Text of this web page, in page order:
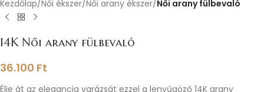
Kezdőlap Női ékszer Női arany ékszer Női arany fülbevaló
14K Női arany fülbevaló
36.100 Ft
Élje át az elegancia varázsát ezzel a lenyűgöző 14K arany